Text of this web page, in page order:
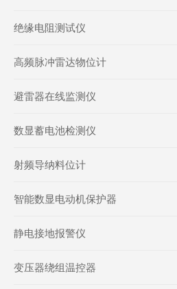
绝缘电阻测试仪
高频脉冲雷达物位计
避雷器在线监测仪
数显蓄电池检测仪
射频导纳料位计
智能数显电动机保护器
静电接地报警仪
变压器绕组温控器